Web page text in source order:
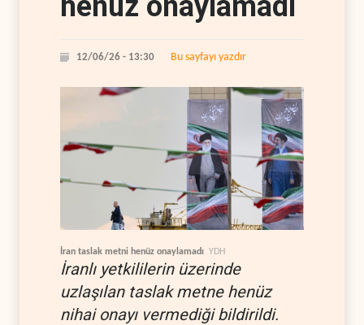
12/06/26 - 13:30 Bu sayfayı yazdır
İran taslak metni henüz onaylamadı YDH
İranlı yetkililerin üzerinde
uzlaşılan taslak metne henüz
nihai onayı vermediği bildirildi.